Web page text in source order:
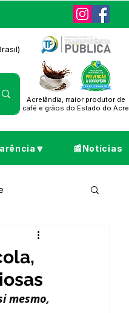
Acrelândia, maior produtor de
café e grãos do Estado do Acre
📰Notícias
Campanhas
mesmo,